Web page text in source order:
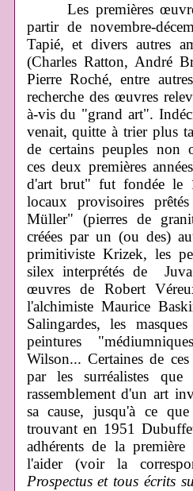
Les premières œuvres
partir de novembre-
Tapié, et divers autres
(Charles Ratton, André
Pierre Roché, entre
recherche des œuvres
à-vis du "grand art".
venait, quitte à trier plus
de certains peuples non
ces deux premières
d'art brut" fut fondée le
locaux provisoires
Müller" (pierres de
créées par un (ou des)
primitiviste Krizek, les
silex interprétés de
œuvresde Robert
l'alchimiste Maurice
Salingardes, les
peintures
Wilson... Certaines de
par les surréalistes
rassemblement d'un art
sa cause, jusqu'à ce
trouvant en 1951
adhérents de la
l'aider (voir la
Prospectus et tous écrits